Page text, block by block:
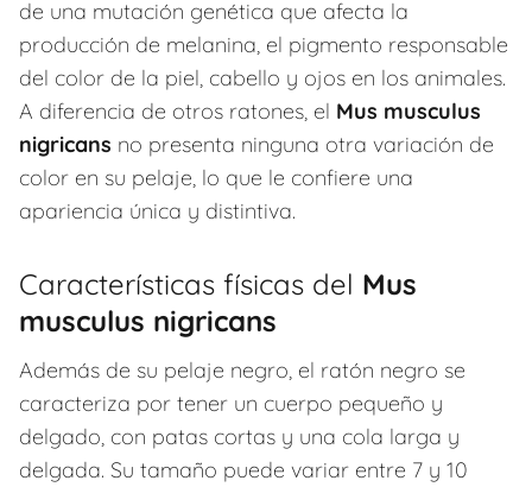
de una mutación genética que afecta la
producción de melanina, el pigmento responsable
del color de la piel, cabello y ojos en los animales.
A diferencia de otros ratones, el Mus musculus
nigricans no presenta ninguna otra variación de
color en su pelaje, lo que le confiere una
apariencia única y distintiva.
Características físicas del Mus
musculus nigricans
Además de su pelaje negro, el ratón negro se
caracteriza por tener un cuerpo pequeño y
delgado, con patas cortas y una cola larga y
delgada. Su tamaño puede variar entre 7 y 10